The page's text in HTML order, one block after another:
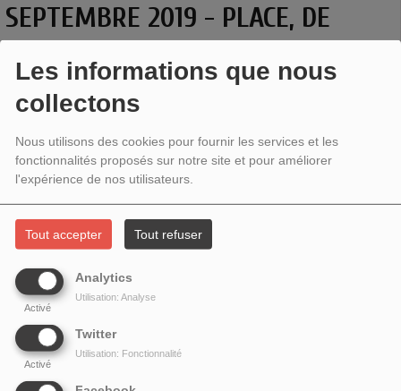
Les informations que nous
collectons
Nous utilisons des cookies pour fournir les services et les
fonctionnalités proposés sur notre site et pour améliorer
l'expérience de nos utilisateurs.
Tout accepter Tout refuser
Analytics
Activé
Utilisation: Analyse
Twitter
Activé
Utilisation: Fonctionnalité
SEPTEMBRE 2019 - PLACE, DE
TAMARA AL SAADI
Auteure et metteuse en scène,
présentée cet été au festival d'Avignon.
Née à Bagdad, arrivée à l'âge de 4 ans en France, la jeune dramaturge